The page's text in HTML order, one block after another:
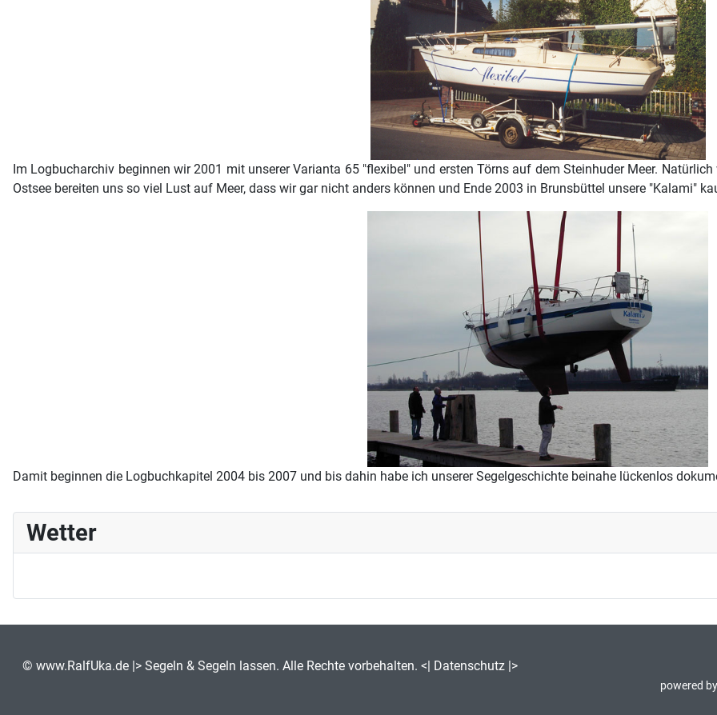
Wetter
Im Logbucharchiv beginnen wir 2001 mit unserer Varianta 65 "flexibel" und ersten Törns auf dem Steinhuder Meer.
Ostsee bereiten uns so viel Lust auf Meer, dass wir gar nicht anders können und Ende 2003 in Brunsbüttel unsere "Kalami"
Damit beginnen die Logbuchkapitel 2004 bis 2007 und bis dahin habe ich unserer Segelgeschichte beinahe lückenlos
© www.RalfUka.de |> Segeln & Segeln lassen. Alle Rechte vorbehalten. <| Datenschutz |>
powered